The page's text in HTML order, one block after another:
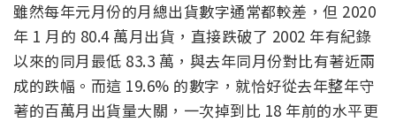
雖然每年元月份的月總出貨數字通常都較差，但 2020
年 1 月的 80.4 萬月出貨，直接跌破了 2002 年有紀錄
以來的同月最低 83.3 萬，與去年同月份對比有著近兩
成的跌幅。而這 19.6% 的數字，就恰好從去年整年守
著的百萬月出貨量大關，一次掉到比 18 年前的水平更